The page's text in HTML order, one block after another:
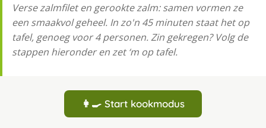
Verse zalmfilet en gerookte zalm: samen vormen ze
een smaakvol geheel. In zo'n 45 minuten staat het op
tafel, genoeg voor 4 personen. Zin gekregen? Volg de
stappen hieronder en zet ‘m op tafel.
👩‍🍳 Start kookmodus